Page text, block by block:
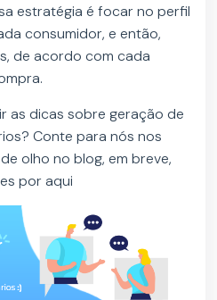
estratégia é focar no perfil
consumidor, e então,
de acordo com cada
as dicas sobre geração de
Conte para nós nos
olho no blog, em breve,
por aqui